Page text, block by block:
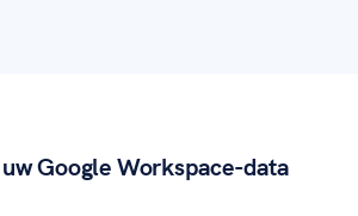
Google Workspace-data